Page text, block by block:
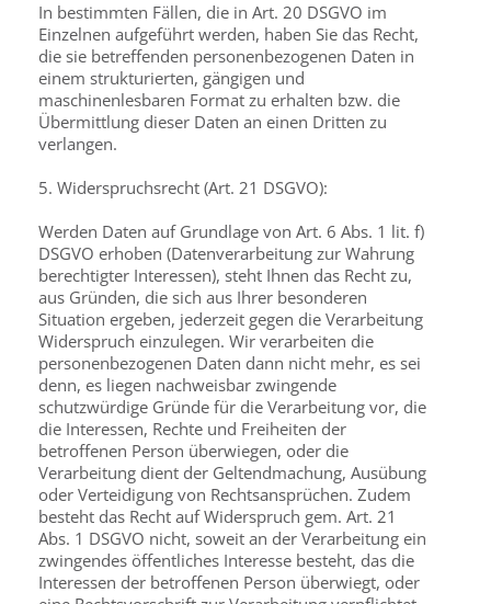
In bestimmten Fällen, die in Art. 20 DSGVO im
Einzelnen aufgeführt werden, haben Sie das Recht,
die sie betreffenden personenbezogenen Daten in
einem strukturierten, gängigen und
maschinenlesbaren Format zu erhalten bzw. die
Übermittlung dieser Daten an einen Dritten zu
verlangen.
5. Widerspruchsrecht (Art. 21 DSGVO):
Werden Daten auf Grundlage von Art. 6 Abs. 1 lit. f)
DSGVO erhoben (Datenverarbeitung zur Wahrung
berechtigter Interessen), steht Ihnen das Recht zu,
aus Gründen, die sich aus Ihrer besonderen
Situation ergeben, jederzeit gegen die Verarbeitung
Widerspruch einzulegen. Wir verarbeiten die
personenbezogenen Daten dann nicht mehr, es sei
denn, es liegen nachweisbar zwingende
schutzwürdige Gründe für die Verarbeitung vor, die
die Interessen, Rechte und Freiheiten der
betroffenen Person überwiegen, oder die
Verarbeitung dient der Geltendmachung, Ausübung
oder Verteidigung von Rechtsansprüchen. Zudem
besteht das Recht auf Widerspruch gem. Art. 21
Abs. 1 DSGVO nicht, soweit an der Verarbeitung ein
zwingendes öffentliches Interesse besteht, das die
Interessen der betroffenen Person überwiegt, oder